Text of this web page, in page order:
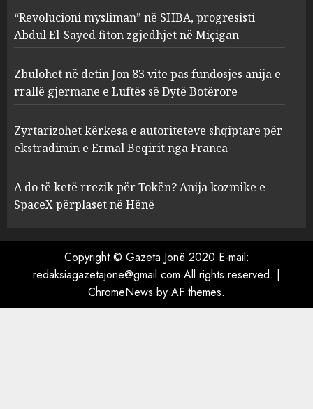
2
pas fundosjes anija e rrallë
gjermane e Luftës së Dytë
Botërore
Zyrtarizohet kërkesa e
autoriteteve shqiptare për
ekstradimin e Ermal Beqirit
nga Franca
A do të ketë rrezik për Tokën?
Anija kozmike e SpaceX
përplaset në Hënë
“Revolucioni mysliman” në SHBA, progresisti
Abdul El-Sayed fiton zgjedhjet në Miçigan
Zbulohet në detin Jon 83 vite pas fundosjes anija e
rrallë gjermane e Luftës së Dytë Botërore
Zyrtarizohet kërkesa e autoriteteve shqiptare për
ekstradimin e Ermal Beqirit nga Franca
A do të ketë rrezik për Tokën? Anija kozmike e
SpaceX përplaset në Hënë
Copyright © Gazeta Jonë 2020 E-mail:
redaksiagazetajone@gmail.com All rights reserved. |
ChromeNews by AF themes.